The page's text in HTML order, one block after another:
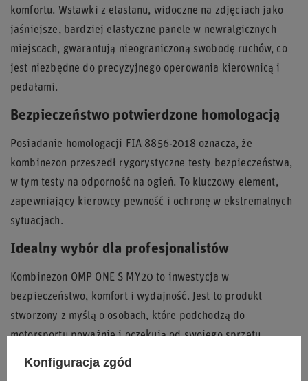
komfortu. Wstawki z elastanu, widoczne na zdjęciach jako
jaśniejsze, bardziej elastyczne panele w newralgicznych
miejscach, gwarantują nieograniczoną swobodę ruchów, co
jest niezbędne do precyzyjnego operowania kierownicą i
pedałami.
Bezpieczeństwo potwierdzone homologacją
Posiadanie homologacji FIA 8856-2018 oznacza, że
kombinezon przeszedł rygorystyczne testy bezpieczeństwa,
w tym testy na odporność na ogień. To kluczowy element,
zapewniający kierowcy pewność i ochronę w ekstremalnych
sytuacjach.
Idealny wybór dla profesjonalistów
Kombinezon OMP ONE S MY20 to inwestycja w
bezpieczeństwo, komfort i wydajność. Jest to produkt
stworzony z myślą o osobach, które podchodzą do
motorsportu poważnie i oczekują od swojego sprzętu
Konfiguracja zgód